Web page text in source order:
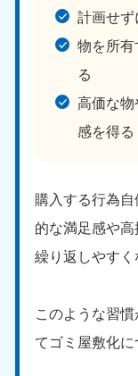
計画せ
物を所
る
高価な
感を得る
購入する行為
的な満足感や
繰り返しやすく
このような習
てゴミ屋敷化に